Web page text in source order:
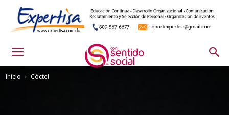
Inicio Cóctel